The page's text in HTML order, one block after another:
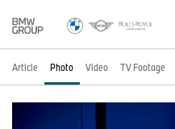
Article Photo Video TV Footage